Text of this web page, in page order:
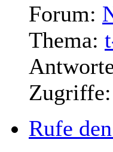
Forum:
Thema:
Zugriffe:
Rufe